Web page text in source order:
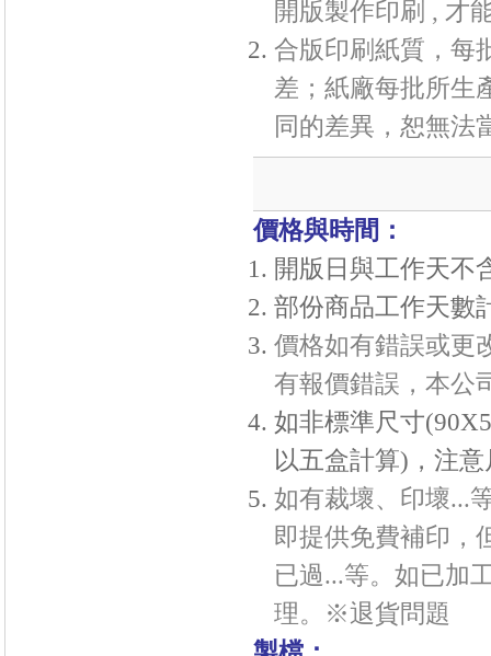
開版製作印刷 , 才
合版印刷紙質，每
差；紙廠每批所生
同的差異，恕無法
價格與時間：
開版日與工作天不
部份商品工作天數
價格如有錯誤或更
有報價錯誤，本公
如非標準尺寸
以五盒計算)，注意
如有裁壞、印壞...
即提供免費補印，
已過...等。如已加
理。※退貨問題